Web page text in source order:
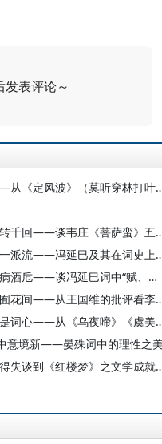
发表评论～
叶嘉莹：风雨任平生，诗心照古今——从
叶嘉莹：浅显却情深意切，直
叶嘉莹：若从词史论勋业，功
叶嘉莹：缠绵伊郁写微辞，日日花前病酒卮——谈冯延巳词中“赋、比、兴”的运用
叶嘉莹：悟到人生有长恨，不
叶嘉莹：悲欢一例付歌吟，真情无
意境新——晏殊词中的理性之
叶嘉莹：从王国维《红楼梦评论》